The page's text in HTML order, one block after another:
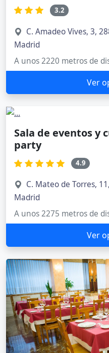
3.2
C. Amadeo Vives, 3,
Madrid
A unos 2220 metros de
Ver
Sala de eventos y
party
4.9
C. Mateo de Torres,
Madrid
A unos 2275 metros de
Ver